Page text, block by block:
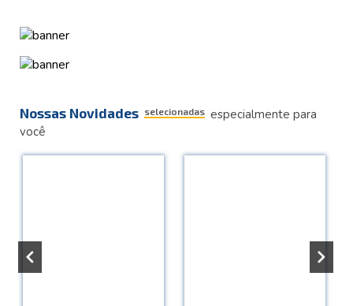
Nossas Novidades selecionadas especialmente para
você